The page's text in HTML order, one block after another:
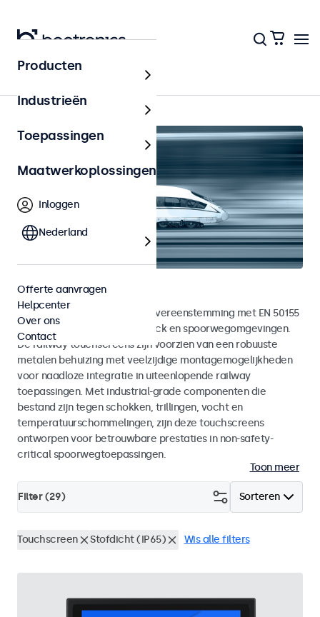
Home
Railway touchscreens
Touchscreens ontwikkeld in overeenstemming met EN 50155
en EN 45545-2 voor rolling stock en spoorwegomgevingen.
De railway touchscreens zijn voorzien van een robuuste
metalen behuizing met veelzijdige montagemogelijkheden
voor naadloze integratie in uiteenlopende railway
toepassingen. Met industrial-grade componenten die
bestand zijn tegen schokken, trillingen, vocht en
temperatuurschommelingen, zijn deze touchscreens
ontworpen voor betrouwbare prestaties in non-safety-
critical spoorwegtoepassingen.
Toon meer
Sorteren
Filter (29)
Touchscreen Stofdicht (IP65) Wis alle filters
Producten
Industrieën
Toepassingen
Maatwerkoplossingen
Inloggen
Nederland
Offerte aanvragen
Helpcenter
Over ons
Contact